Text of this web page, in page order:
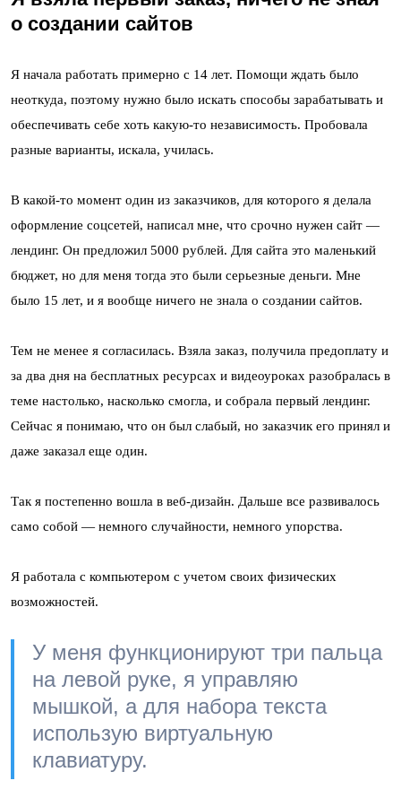
о создании сайтов
Я начала работать примерно с 14 лет. Помощи ждать было
неоткуда, поэтому нужно было искать способы зарабатывать и
обеспечивать себе хоть какую-то независимость. Пробовала
разные варианты, искала, училась.
В какой-то момент один из заказчиков, для которого я делала
оформление соцсетей, написал мне, что срочно нужен сайт —
лендинг. Он предложил 5000 рублей. Для сайта это маленький
бюджет, но для меня тогда это были серьезные деньги. Мне
было 15 лет, и я вообще ничего не знала о создании сайтов.
Тем не менее я согласилась. Взяла заказ, получила предоплату и
за два дня на бесплатных ресурсах и видеоуроках разобралась в
теме настолько, насколько смогла, и собрала первый лендинг.
Сейчас я понимаю, что он был слабый, но заказчик его принял и
даже заказал еще один.
Так я постепенно вошла в веб-дизайн. Дальше все развивалось
само собой — немного случайности, немного упорства.
Я работала с компьютером с учетом своих физических
возможностей.
У меня функционируют три пальца
на левой руке, я управляю
мышкой, а для набора текста
использую виртуальную
клавиатуру.